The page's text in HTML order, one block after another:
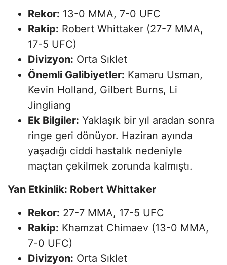
Rekor: 13-0 MMA, 7-0 UFC
Rakip: Robert Whittaker (27-7 MMA,
17-5 UFC)
Divizyon: Orta Sıklet
Önemli Galibiyetler: Kamaru Usman,
Kevin Holland, Gilbert Burns, Li
Jingliang
Ek Bilgiler: Yaklaşık bir yıl aradan sonra
ringe geri dönüyor. Haziran ayında
yaşadığı ciddi hastalık nedeniyle
maçtan çekilmek zorunda kalmıştı.
Yan Etkinlik: Robert Whittaker
Rekor: 27-7 MMA, 17-5 UFC
Rakip: Khamzat Chimaev (13-0 MMA,
7-0 UFC)
Divizyon: Orta Sıklet